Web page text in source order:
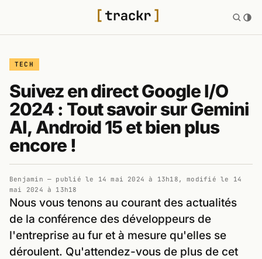
TECH
Suivez en direct Google I/O
2024 : Tout savoir sur Gemini
AI, Android 15 et bien plus
encore !
Benjamin — publié le 14 mai 2024 à 13h18 , modifié le 14
mai 2024 à 13h18
Nous vous tenons au courant des actualités
de la conférence des développeurs de
l'entreprise au fur et à mesure qu'elles se
déroulent. Qu'attendez-vous de plus de cet